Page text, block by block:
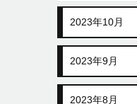
2023年10月
2023年9月
2023年8月